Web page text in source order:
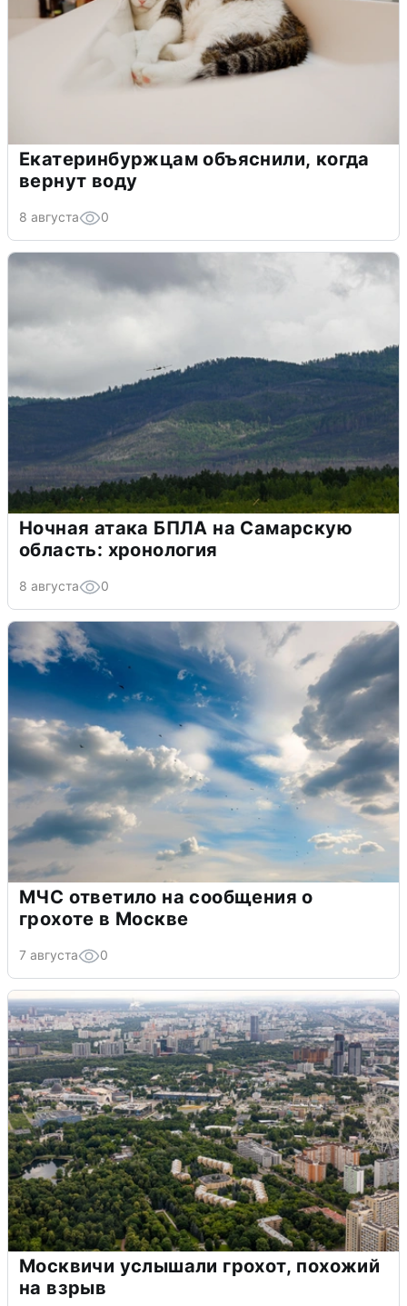
Екатеринбуржцам объяснили, когда
вернут воду
8 августа 0
Ночная атака БПЛА на Самарскую
область: хронология
8 августа 0
МЧС ответило на сообщения о
грохоте в Москве
7 августа 0
Москвичи услышали грохот, похожий
на взрыв